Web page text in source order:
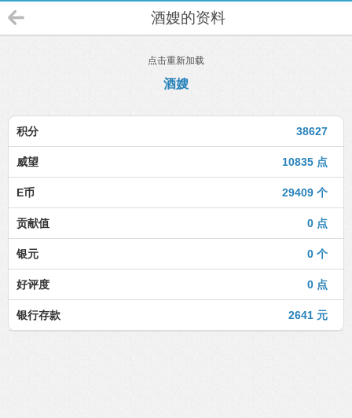
酒嫂的资料
点击重新加载
酒嫂
38627
积分
10835 点
威望
29409 个
E币
0 点
贡献值
0 个
银元
0 点
好评度
2641 元
银行存款